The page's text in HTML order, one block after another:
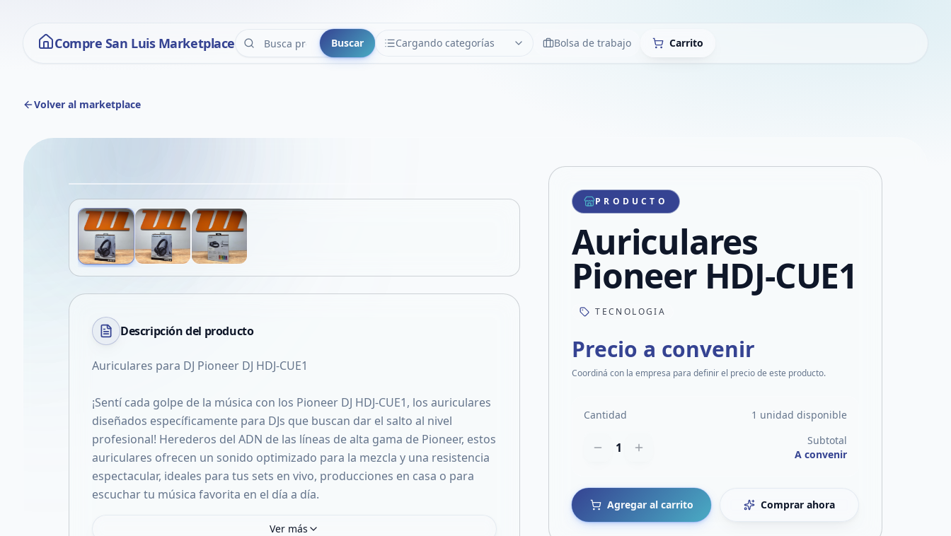
Compre San Luis Marketplace Buscar Cargando categorías
CATEGORÍAS LimpiarBolsa de trabajo Carrito
Volver al marketplace
Compartir producto
Compartir por WhatsApp
Compartir por mail
Compartir en Facebook
Compartir en X
Descripción del producto
Auriculares para DJ Pioneer DJ HDJ-CUE1
¡Sentí cada golpe de la música con los Pioneer DJ HDJ-CUE1, los auriculares
diseñados específicamente para DJs que buscan dar el salto al nivel
profesional! Herederos del ADN de las líneas de alta gama de Pioneer, estos
auriculares ofrecen un sonido optimizado para la mezcla y una resistencia
espectacular, ideales para tus sets en vivo, producciones en casa o para
escuchar tu música favorita en el día a día.
Ver más
PRODUCTO
Auriculares
Pioneer HDJ-CUE1
TECNOLOGIA
Precio a convenir
Coordiná con la empresa para definir el precio de este producto.
Cantidad 1 unidad disponible
1
Subtotal
A convenir
Agregar al carrito Comprar ahora